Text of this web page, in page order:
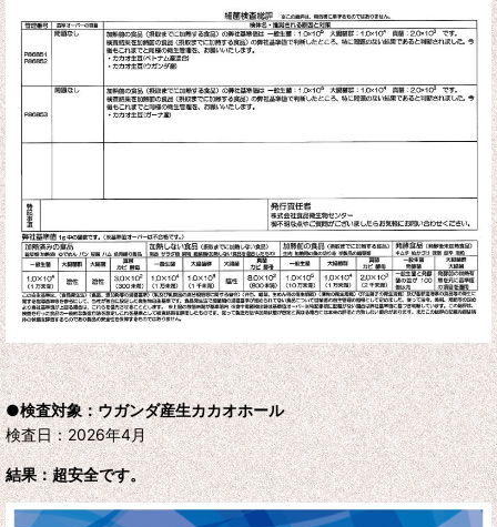
●検査対象：ウガンダ産生カカオホール
検査日：2026年4月
結果：超安全です。